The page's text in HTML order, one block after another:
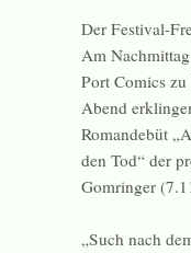
Der Festival-
Am
Port Comics
Abend
Romandebüt
den Tod“ der
Gomringer
„Such nach